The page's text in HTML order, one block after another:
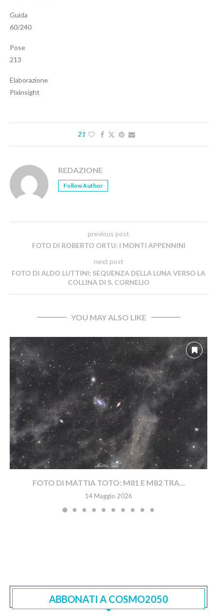
Guida
60/240
Pose
213
Elaborazione
Pixinsight
21
REDAZIONE
Follow Author
previous post
FOTO DI ROBERTO ORTU: I MONTI APPENNINI
next post
FOTO DI ALDO LUTTINI: SEQUENZA DELLA LUNA VERSO LA
COLLINA DI S. CORNELIO
YOU MAY ALSO LIKE
FOTO DI MATTIA TOTO: M81 E M82 TRA...
14 Maggio 2026
ABBONATI A COSMO2050